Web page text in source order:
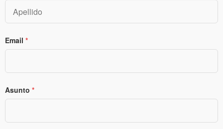
Email *
Asunto *